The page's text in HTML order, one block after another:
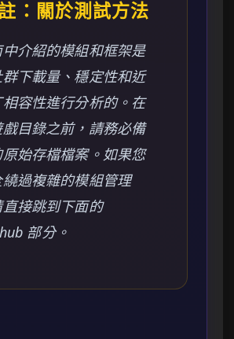
：關於測試方法
介紹的模組和框架是
下載量、穩定性和近
容性進行分析的。在
目錄之前，請務必備
始存檔檔案。如果您
過複雜的模組管理
接跳到下面的
部分。